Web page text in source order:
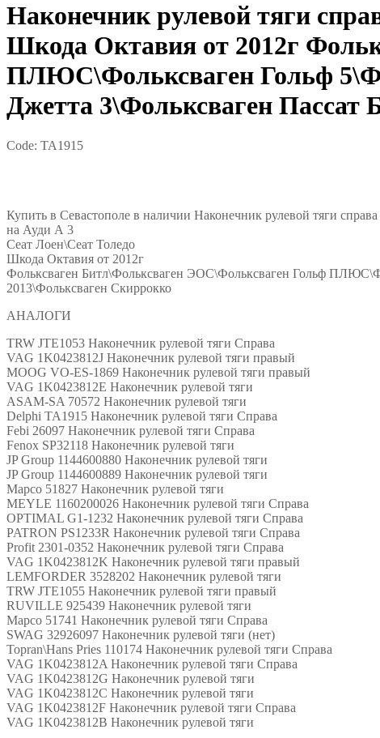
Наконечник рулевой тяги
Шкода Октавия от 2012г
ПЛЮС\Фольксваген Гольф
Джетта 3\Фольксваген Пассат
Code: TA1915
Купить в Севастополе в наличии Наконечник рулевой тяги
на Ауди А 3
Сеат Лоен\Сеат Толедо
Шкода Октавия от 2012г
Фольксваген Битл\Фольксваген ЭОС\Фольксваген Гольф
2013\Фольксваген Скиррокко
АНАЛОГИ
TRW JTE1053 Наконечник рулевой тяги Справа
VAG 1K0423812J Наконечник рулевой тяги правый
MOOG VO-ES-1869 Наконечник рулевой тяги правый
VAG 1K0423812E Наконечник рулевой тяги
ASAM-SA 70572 Наконечник рулевой тяги
Delphi TA1915 Наконечник рулевой тяги Справа
Febi 26097 Наконечник рулевой тяги Справа
Fenox SP32118 Наконечник рулевой тяги
JP Group 1144600880 Наконечник рулевой тяги
JP Group 1144600889 Наконечник рулевой тяги
Mapco 51827 Наконечник рулевой тяги
MEYLE 1160200026 Наконечник рулевой тяги Справа
OPTIMAL G1-1232 Наконечник рулевой тяги Справа
PATRON PS1233R Наконечник рулевой тяги Справа
Profit 2301-0352 Наконечник рулевой тяги Справа
VAG 1K0423812K Наконечник рулевой тяги правый
LEMFORDER 3528202 Наконечник рулевой тяги
TRW JTE1055 Наконечник рулевой тяги правый
RUVILLE 925439 Наконечник рулевой тяги
Mapco 51741 Наконечник рулевой тяги Справа
SWAG 32926097 Наконечник рулевой тяги (нет)
Topran\Hans Pries 110174 Наконечник рулевой тяги Справа
VAG 1K0423812A Наконечник рулевой тяги Справа
VAG 1K0423812G Наконечник рулевой тяги
VAG 1K0423812C Наконечник рулевой тяги
VAG 1K0423812F Наконечник рулевой тяги Справа
VAG 1K0423812B Наконечник рулевой тяги